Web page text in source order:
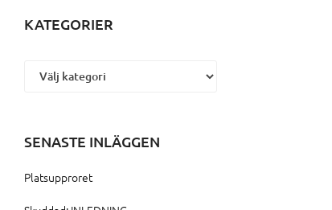
KATEGORIER
SENASTE INLÄGGEN
Platsupproret